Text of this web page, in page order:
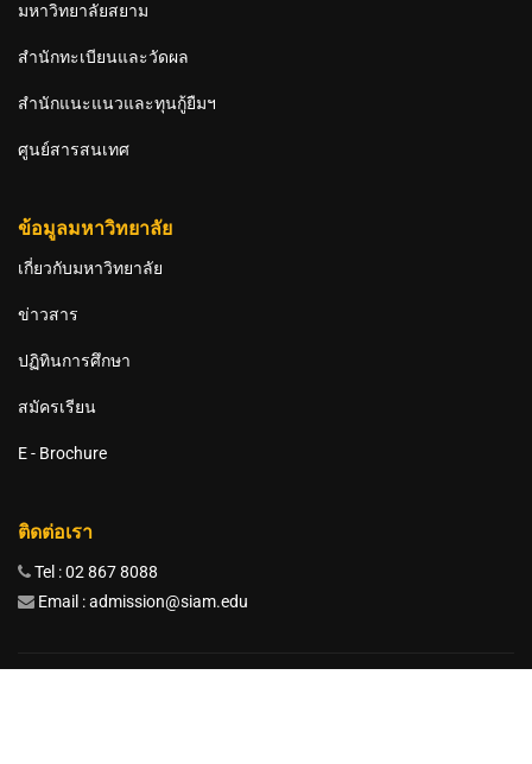
มหาวิทยาลัยสยาม
สำนักทะเบียนและวัดผล
สำนักแนะแนวและทุนกู้ยืมฯ
ศูนย์สารสนเทศ
ข้อมูลมหาวิทยาลัย
เกี่ยวกับมหาวิทยาลัย
ข่าวสาร
ปฏิทินการศึกษา
สมัครเรียน
E - Brochure
ติดต่อเรา
Tel : 02 867 8088
Email : admission@siam.edu